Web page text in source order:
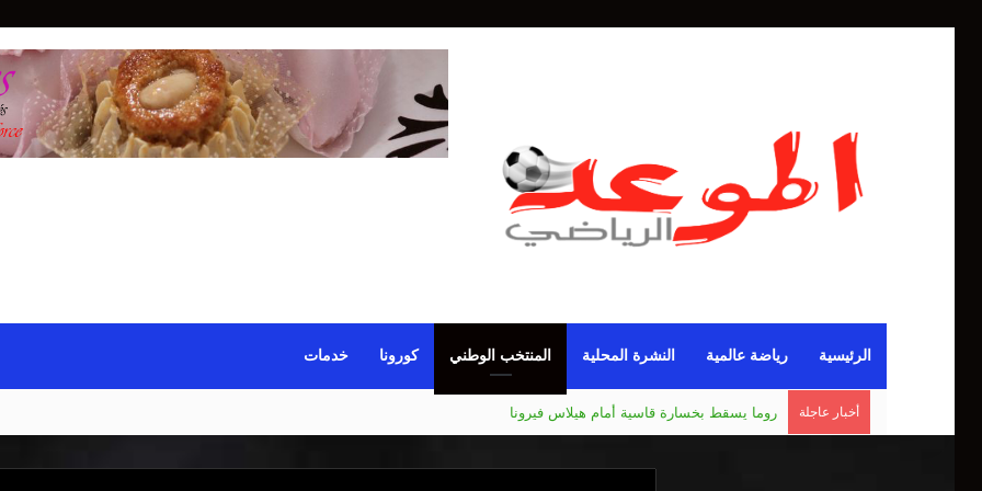
الرئيسية رياضة عالمية النشرة المحلية المنتخب الوطني كورونا خدمات
أخبار عاجلة مانشستر يونايتد يقدم أسوأ نسخة منذ 38 عاما